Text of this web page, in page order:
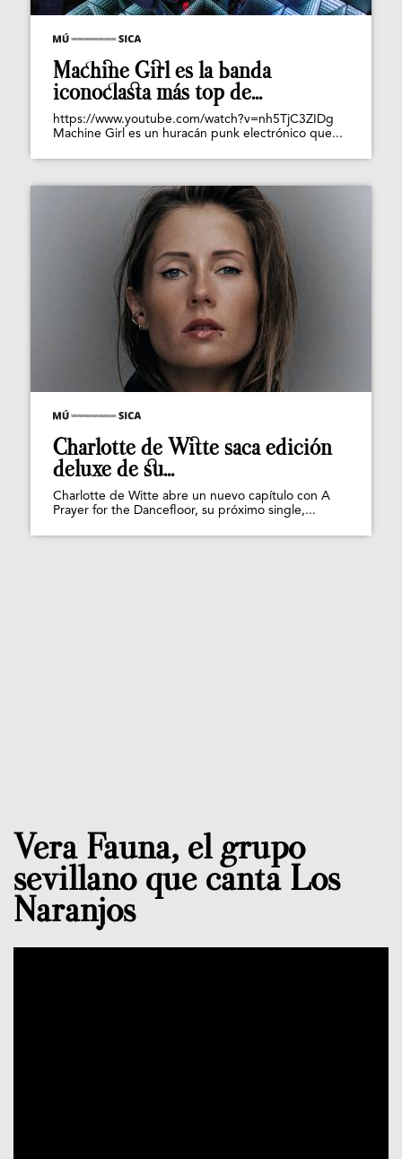
Machine Girl es la banda
iconoclasta más top de...
https://www.youtube.com/watch?v=nh5TjC3ZIDg
Machine Girl es un huracán punk electrónico que...
Charlotte de Witte saca edición
deluxe de su...
Charlotte de Witte abre un nuevo capítulo con A
Prayer for the Dancefloor, su próximo single,...
Vera Fauna, el grupo
sevillano que canta Los
Naranjos